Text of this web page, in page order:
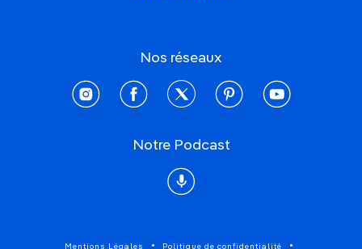
Nos réseaux
instagramfacebooktwitter pinterestyoutube
Notre Podcast
Podcast
Mentions Légales Politique de confidentialité